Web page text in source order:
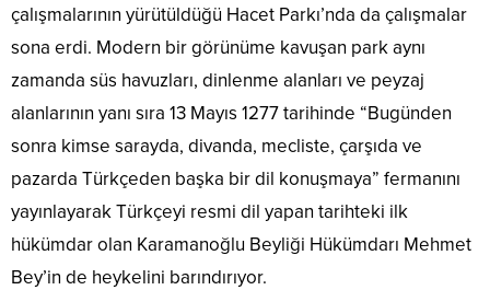
çalışmalarının yürütüldüğü Hacet Parkı’nda da çalışmalar
sona erdi. Modern bir görünüme kavuşan park aynı
zamanda süs havuzları, dinlenme alanları ve peyzaj
alanlarının yanı sıra 13 Mayıs 1277 tarihinde “Bugünden
sonra kimse sarayda, divanda, mecliste, çarşıda ve
pazarda Türkçeden başka bir dil konuşmaya” fermanını
yayınlayarak Türkçeyi resmi dil yapan tarihteki ilk
hükümdar olan Karamanoğlu Beyliği Hükümdarı Mehmet
Bey’in de heykelini barındırıyor.